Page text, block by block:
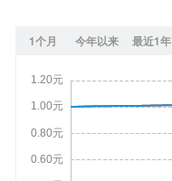
1个月 今年以来 最近1年